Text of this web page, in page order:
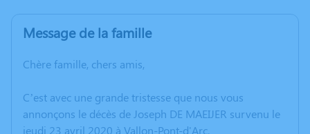
Message de la famille
Chère famille, chers amis,
C’est avec une grande tristesse que nous vous
annonçons le décès de Joseph DE MAEIJER survenu le
jeudi 23 avril 2020 à Vallon-Pont-d'Arc.